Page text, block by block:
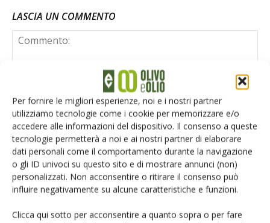
Per fornire le migliori esperienze, noi e i nostri partner
utilizziamo tecnologie come i cookie per memorizzare e/o
accedere alle informazioni del dispositivo. Il consenso a queste
tecnologie permetterà a noi e ai nostri partner di elaborare
dati personali come il comportamento durante la navigazione
o gli ID univoci su questo sito e di mostrare annunci (non)
personalizzati. Non acconsentire o ritirare il consenso può
influire negativamente su alcune caratteristiche e funzioni.
Clicca qui sotto per acconsentire a quanto sopra o per fare
LASCIA UN COMMENTO